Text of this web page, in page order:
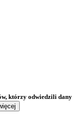
którzy odwiedzili dany